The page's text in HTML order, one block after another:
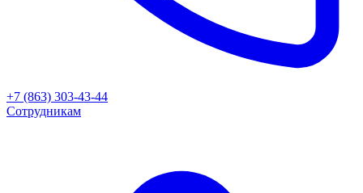
+7 (863) 303-43-44
Сотрудникам